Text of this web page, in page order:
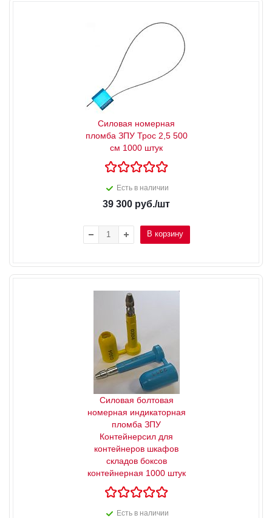
Силовая номерная
пломба ЗПУ Трос 2,5 500
см 1000 штук
Есть в наличии
39 300 руб./шт
В корзину
Силовая болтовая
номерная индикаторная
пломба ЗПУ
Контейнерсил для
контейнеров шкафов
складов боксов
контейнерная 1000 штук
Есть в наличии